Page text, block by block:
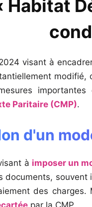
Habitat
visant à
modifié,
Paritaire (CMP).
d'un
à imposer un
documents,
des charges.